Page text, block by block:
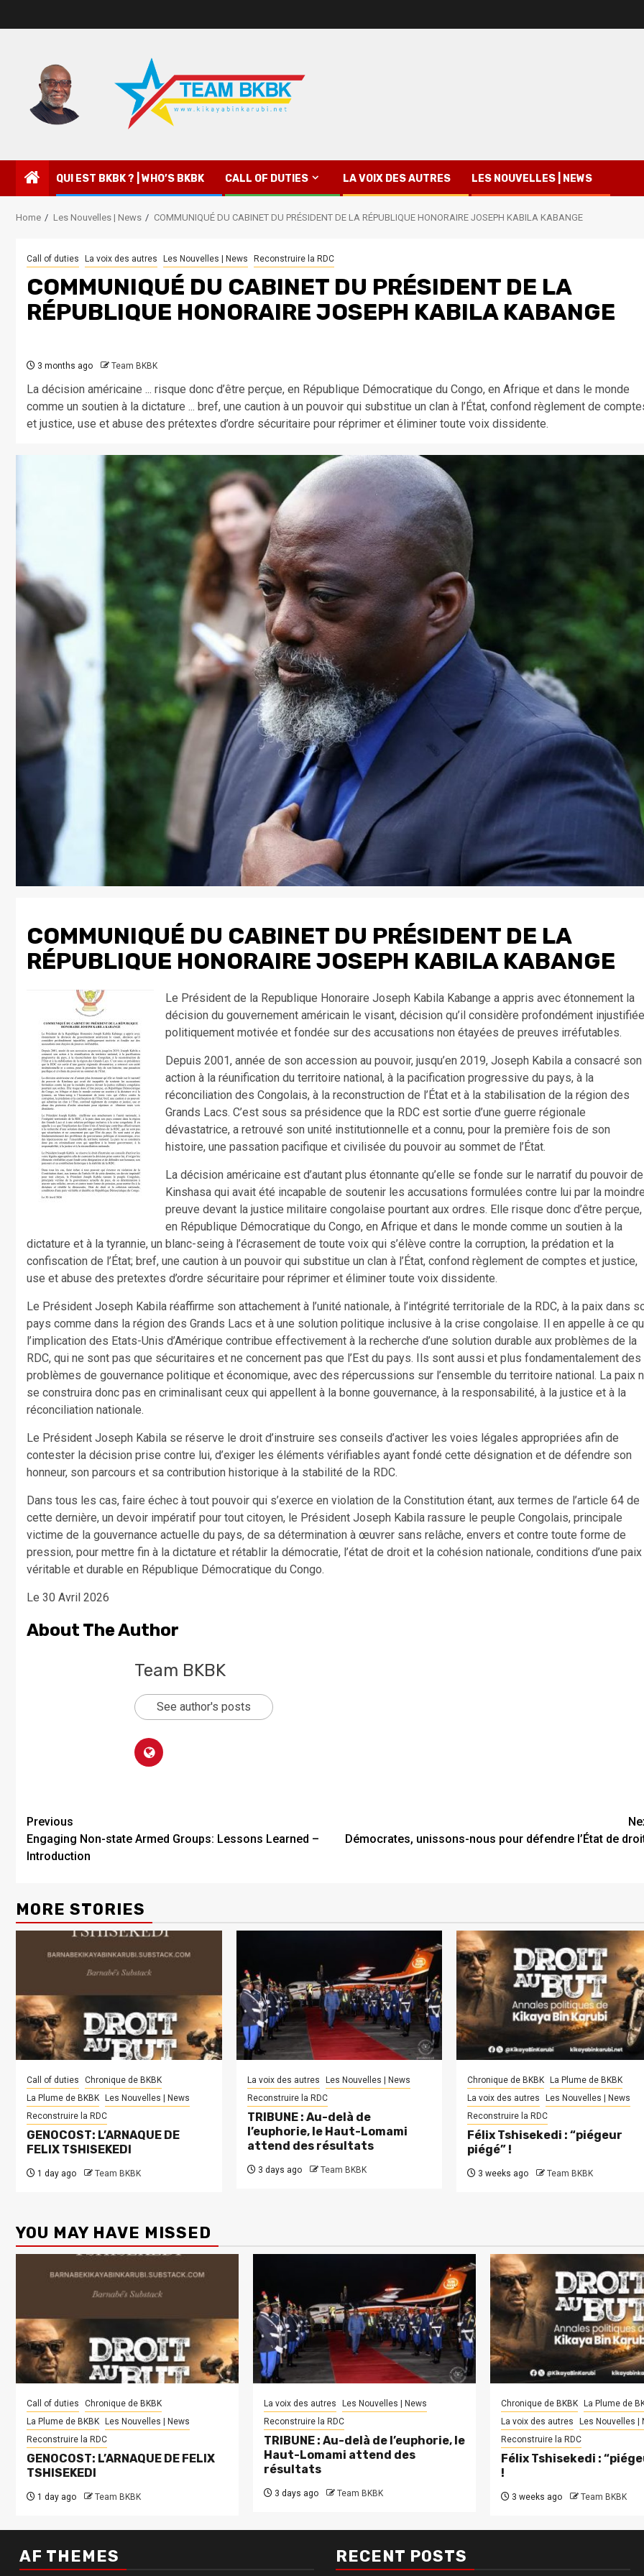
QUI EST BKBK ? | WHO’S BKBK CALL OF DUTIES LA VOIX DES AUTRES LES NOUVELLES | NEWS
Home Les Nouvelles | News COMMUNIQUÉ DU CABINET DU PRÉSIDENT DE LA RÉPUBLIQUE HONORAIRE JOSEPH KABILA KABANGE
Call of duties La voix des autres Les Nouvelles | News Reconstruire la RDC
COMMUNIQUÉ DU CABINET DU PRÉSIDENT DE LA
RÉPUBLIQUE HONORAIRE JOSEPH KABILA KABANGE
3 months ago Team BKBK
La décision américaine ... risque donc d’être perçue, en République Démocratique du Congo, en Afrique et dans le monde
comme un soutien à la dictature ... bref, une caution à un pouvoir qui substitue un clan à l’État, confond règlement de
et justice, use et abuse des prétextes d’ordre sécuritaire pour réprimer et éliminer toute voix dissidente.
COMMUNIQUÉ DU CABINET DU PRÉSIDENT DE LA
RÉPUBLIQUE HONORAIRE JOSEPH KABILA KABANGE
Le Président de la Republique Honoraire Joseph Kabila Kabange a appris avec étonnement la
décision du gouvernement américain le visant, décision qu’il considère profondément
politiquement motivée et fondée sur des accusations non étayées de preuves irréfutables.
Depuis 2001, année de son accession au pouvoir, jusqu’en 2019, Joseph Kabila a consacré son
action à la réunification du territoire national, à la pacification progressive du pays, à la
réconciliation des Congolais, à la reconstruction de l’État et à la stabilisation de la région des
Grands Lacs. C’est sous sa présidence que la RDC est sortie d’une guerre régionale
dévastatrice, a retrouvé son unité institutionnelle et a connu, pour la première fois de son
histoire, une passation pacifique et civilisée du pouvoir au sommet de l’État.
La décision américaine est d’autant plus étonnante qu’elle se fonde sur le narratif du pouvoir de
Kinshasa qui avait été incapable de soutenir les accusations formulées contre lui par la
preuve devant la justice militaire congolaise pourtant aux ordres. Elle risque donc d’être perçue,
en République Démocratique du Congo, en Afrique et dans le monde comme un soutien à la
dictature et à la tyrannie, un blanc-seing à l’écrasement de toute voix qui s’élève contre la corruption, la prédation et la
confiscation de l’État; bref, une caution à un pouvoir qui substitue un clan à l’État, confond règlement de comptes et justice,
use et abuse des pretextes d’ordre sécuritaire pour réprimer et éliminer toute voix dissidente.
Le Président Joseph Kabila réaffirme son attachement à l’unité nationale, à l’intégrité territoriale de la RDC, à la paix dans
pays comme dans la région des Grands Lacs et à une solution politique inclusive à la crise congolaise. Il en appelle à ce
l’implication des Etats-Unis d’Amérique contribue effectivement à la recherche d’une solution durable aux problèmes de la
RDC, qui ne sont pas que sécuritaires et ne concernent pas que l’Est du pays. Ils sont aussi et plus fondamentalement des
problèmes de gouvernance politique et économique, avec des répercussions sur l’ensemble du territoire national. La paix
se construira donc pas en criminalisant ceux qui appellent à la bonne gouvernance, à la responsabilité, à la justice et à la
réconciliation nationale.
Le Président Joseph Kabila se réserve le droit d’instruire ses conseils d’activer les voies légales appropriées afin de
contester la décision prise contre lui, d’exiger les éléments vérifiables ayant fondé cette désignation et de défendre son
honneur, son parcours et sa contribution historique à la stabilité de la RDC.
Dans tous les cas, faire échec à tout pouvoir qui s’exerce en violation de la Constitution étant, aux termes de l’article 64 de
cette dernière, un devoir impératif pour tout citoyen, le Président Joseph Kabila rassure le peuple Congolais, principale
victime de la gouvernance actuelle du pays, de sa détermination à œuvrer sans relâche, envers et contre toute forme de
pression, pour mettre fin à la dictature et rétablir la démocratie, l’état de droit et la cohésion nationale, conditions d’une paix
véritable et durable en République Démocratique du Congo.
Le 30 Avril 2026
About The Author
Team BKBK
See author's posts
Previous
Engaging Non-state Armed Groups: Lessons Learned –
Introduction
Démocrates, unissons-nous pour défendre l’État de
MORE STORIES
Call of duties
Chronique de BKBK
La Plume de BKBK Les Nouvelles | News
Reconstruire la RDC
GENOCOST: L’ARNAQUE DE
FELIX TSHISEKEDI
1 day ago Team BKBK
La voix des autres
Les Nouvelles | News
Reconstruire la RDC
TRIBUNE : Au-delà de
l’euphorie, le Haut-Lomami
attend des résultats
3 days ago Team BKBK
Chronique de BKBK La Plume de BKBK
La voix des autres
Les Nouvelles | News
Reconstruire la RDC
Félix Tshisekedi : “piégeur
piégé” !
3 weeks ago Team BKBK
YOU MAY HAVE MISSED
Call of duties
Chronique de BKBK
La Plume de BKBK Les Nouvelles | News
Reconstruire la RDC
GENOCOST: L’ARNAQUE DE FELIX
TSHISEKEDI
1 day ago Team BKBK
La voix des autres
Les Nouvelles | News
Reconstruire la RDC
TRIBUNE : Au-delà de l’euphorie, le
Haut-Lomami attend des
résultats
3 days ago Team BKBK
Chronique de BKBK La Plume de
La voix des autres
Les Nouvelles |
Reconstruire la RDC
Félix Tshisekedi :
!
3 weeks ago Team BKBK
AF THEMES RECENT POSTS